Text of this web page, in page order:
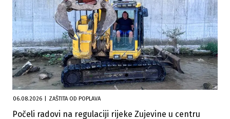
06.08.2026 ZAŠTITA OD POPLAVA
Počeli radovi na regulaciji rijeke Zujevine u centru